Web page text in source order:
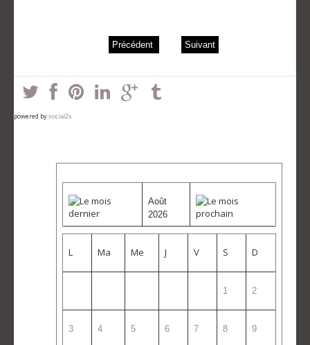
Précédent Suivant
powered by social2s
Août
2026
L Ma Me J V S D
1 2
3 4 5 6 7 8 9